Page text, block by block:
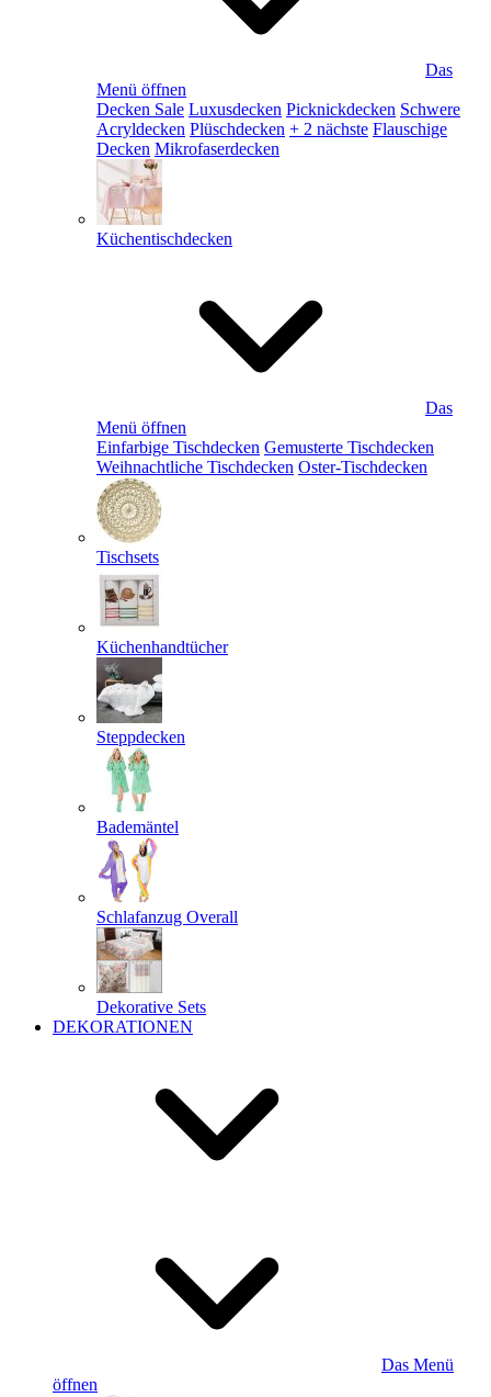
Das
Menü öffnen
Decken Sale Luxusdecken Picknickdecken Schwere
Acryldecken Plüschdecken + 2 nächste Flauschige
Decken Mikrofaserdecken
Küchentischdecken
Das
Menü öffnen
Einfarbige Tischdecken Gemusterte Tischdecken
Weihnachtliche Tischdecken Oster-Tischdecken
Tischsets
Küchenhandtücher
Steppdecken
Bademäntel
Schlafanzug Overall
Dekorative Sets
DEKORATIONEN
Das Menü
öffnen